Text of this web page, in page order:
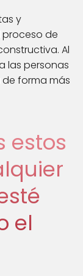
y
de
Al
las personas
forma más
estos
el